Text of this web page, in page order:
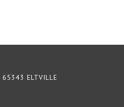
65343 ELTVILLE